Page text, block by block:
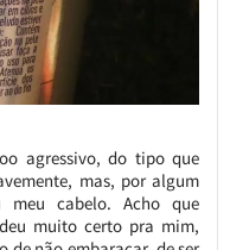
agressivo, do tipo que
mas, por algum
meu cabelo. Acho que
muito certo pra mim,